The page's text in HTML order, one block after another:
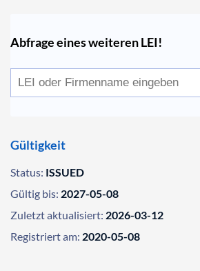
Abfrage eines weiteren LEI!
Gültigkeit
Status: ISSUED
Gültig bis: 2027-05-08
Zuletzt aktualisiert: 2026-03-12
Registriert am: 2020-05-08